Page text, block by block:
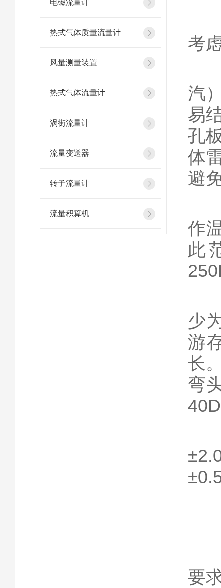
电磁流量计
热式气体质量流量计
风量测量装置
热式气体流量计
涡街流量计
流量变送器
转子流量计
流量积算机
考
汽
易
孔
体
避
作
此
少
游
长
弯
要